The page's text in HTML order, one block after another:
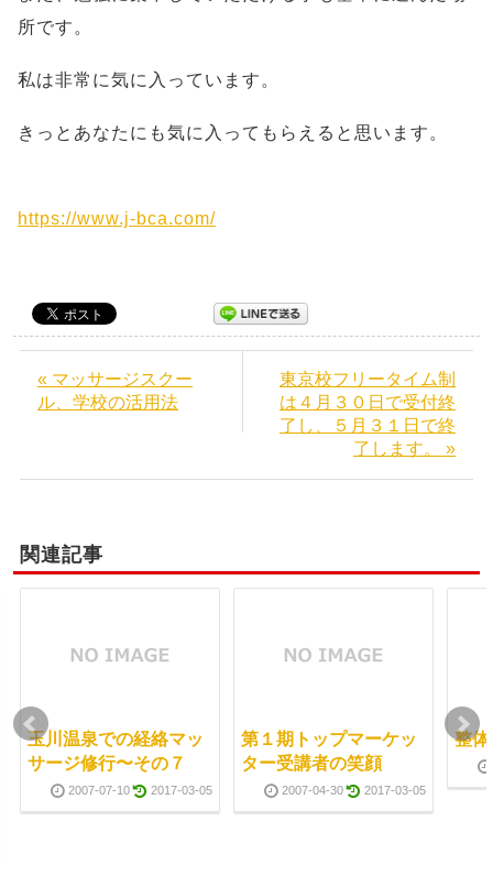
所です。
私は非常に気に入っています。
きっとあなたにも気に入ってもらえると思います。
https://www.j-bca.com/
« マッサージスクー
ル、学校の活用法
東京校フリータイム制
は４月３０日で受付終
了し、５月３１日で終
了します。 »
関連記事
玉川温泉での経絡マッ
サージ修行〜その７
2007-07-10 2017-03-05
第１期トップマーケッ
ター受講者の笑顔
2007-04-30 2017-03-05
整